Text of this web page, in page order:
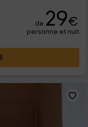
de 29€
personne et nuit